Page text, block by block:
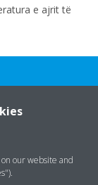
e ajrit të
our website and